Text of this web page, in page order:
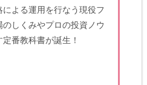
よる運用を行なう現役フ
しくみやプロの投資ノウ
番教科書が誕生！